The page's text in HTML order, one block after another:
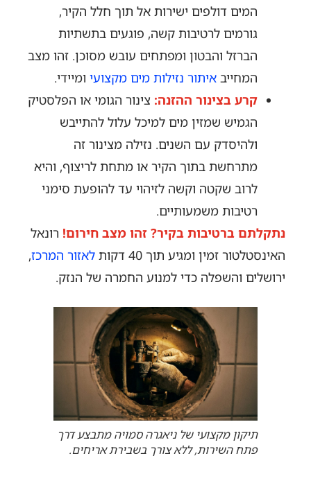
המים דולפים ישירות אל תוך חלל הקיר,
גורמים לרטיבות קשה, פוגעים בתשתיות
הברזל והבטון ומפתחים עובש מסוכן. זהו מצב
המחייב איתור נזילות מים מקצועיומיידי.
קרע בצינור ההזנה: צינור הגומי או הפלסטיק
הגמיש שמזין מים למיכל עלול להתייבש
ולהיסדק עם השנים. נזילה מצינור זה
מתרחשת בתוך הקיר או מתחת לריצוף, והיא
לרוב שקטה וקשה לזיהוי עד להופעת סימני
רטיבות משמעותיים.
נתקלתם ברטיבות בקיר? זהו מצב חירום! רונאל
האינסטלטור זמין ומגיע תוך 40 דקות
לאזור המרכז,
ירושלים והשפלה כדי למנוע החמרה של הנזק.
תיקון מקצועי של ניאגרה סמויה מתבצע דרך
פתח השירות, ללא צורך בשבירת אריחים.